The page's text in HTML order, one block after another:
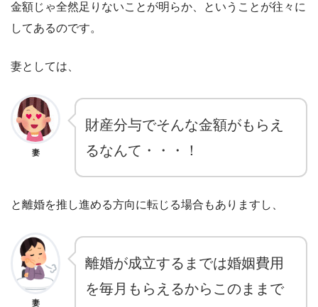
金額じゃ全然足りないことが明らか、ということが往々に
してあるのです。
妻としては、
妻
財産分与でそんな金額がもらえ
るなんて・・・！
と離婚を推し進める方向に転じる場合もありますし、
妻
離婚が成立するまでは婚姻費用
を毎月もらえるからこのままで